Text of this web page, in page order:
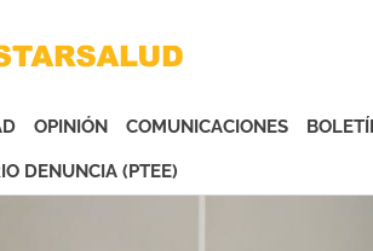
OPINIÓN COMUNICACIONES
DENUNCIA (PTEE)